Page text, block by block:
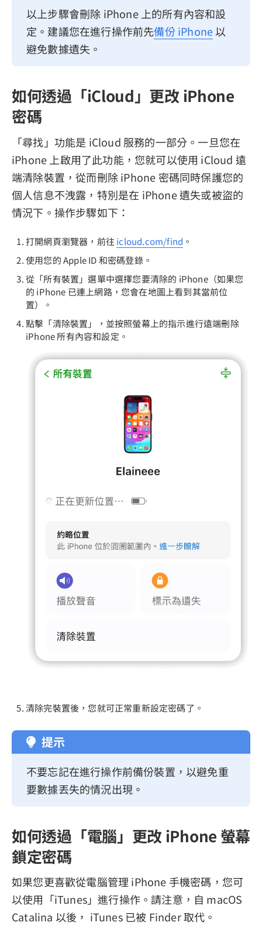
以上步驟會刪除 iPhone 上的所有內容和設
定。建議您在進行操作前先備份 iPhone以
避免數據遺失。
如何透過「iCloud」更改 iPhone
密碼
「尋找」功能是 iCloud 服務的一部分。一旦您在
iPhone 上啟用了此功能，您就可以使用 iCloud 遠
端清除裝置，從而刪除 iPhone 密碼同時保護您的
個人信息不洩露，特別是在 iPhone 遺失或被盜的
情況下。操作步驟如下：
打開網頁瀏覽器，前往 icloud.com/find 。
使用您的 Apple ID 和密碼登錄。
從「所有裝置」選單中選擇您要清除的 iPhone（如果您
的 iPhone 已連上網路，您會在地圖上看到其當前位
置）。
點擊「清除裝置」，並按照螢幕上的指示進行遠端刪除
iPhone 所有內容和設定。
清除完裝置後，您就可正常重新設定密碼了。
提示
不要忘記在進行操作前備份裝置，以避免重
要數據丟失的情況出現。
如何透過「電腦」更改 iPhone 螢幕
鎖定密碼
如果您更喜歡從電腦管理 iPhone 手機密碼，您可
以使用「iTunes」進行操作。請注意，自 macOS
Catalina 以後， iTunes 已被 Finder 取代。